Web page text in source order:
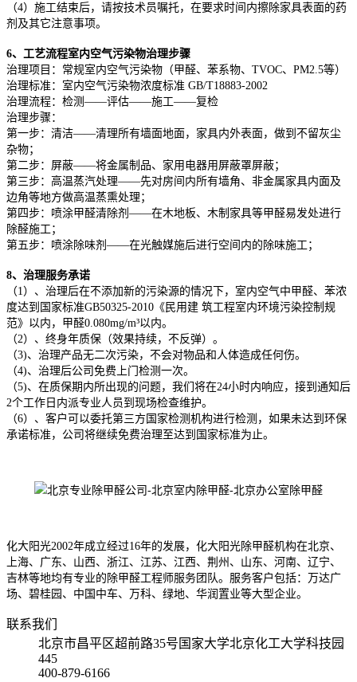
（4）施工结束后，请按技术员嘱托，在要求时间内擦除家具表面的药
剂及其它注意事项。
6、工艺流程室内空气污染物治理步骤
治理项目：常规室内空气污染物（甲醛、苯系物、TVOC、PM2.5等）
治理标准：室内空气污染物浓度标准 GB/T18883-2002
治理流程：检测——评估——施工——复检
治理步骤：
第一步：清洁——清理所有墙面地面，家具内外表面，做到不留灰尘
杂物；
第二步：屏蔽——将金属制品、家用电器用屏蔽罩屏蔽；
第三步：高温蒸汽处理——先对房间内所有墙角、非金属家具内面及
边角等地方做高温蒸熏处理；
第四步：喷涂甲醛清除剂——在木地板、木制家具等甲醛易发处进行
除醛施工；
第五步：喷涂除味剂——在光触媒施后进行空间内的除味施工；
8、治理服务承诺
（1）、治理后在不添加新的污染源的情况下，室内空气中甲醛、苯浓
度达到国家标准GB50325-2010《民用建 筑工程室内环境污染控制规
范》以内，甲醛0.080mg/m³以内。
（2）、终身年质保（效果持续，不反弹）。
（3)、治理产品无二次污染，不会对物品和人体造成任何伤。
（4)、治理后公司免费上门检测一次。
（5)、在质保期内所出现的问题，我们将在24小时内响应，接到通知后
2个工作日内派专业人员到现场检查维护。
（6）、客户可以委托第三方国家检测机构进行检测，如果未达到环保
承诺标准，公司将继续免费治理至达到国家标准为止。
化大阳光2002年成立经过16年的发展，化大阳光除甲醛机构在北京、
上海、广东、山西、浙江、江苏、江西、荆州、山东、河南、辽宁、
吉林等地均有专业的除甲醛工程师服务团队。服务客户包括：万达广
场、碧桂园、中国中车、万科、绿地、华润置业等大型企业。
联系我们
北京市昌平区超前路35号国家大学北京化工大学科技园
445
400-879-6166